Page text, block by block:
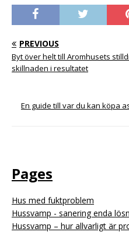
PREVIOUS
Byt över helt till Aromhusets
skillnaden i resultatet
En guide till var du kan köpa
Pages
Hus med fuktproblem
Hussvamp - sanering enda
Hussvamp – hur allvarligt är